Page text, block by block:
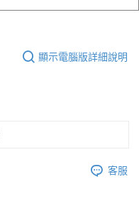
顯示電腦版詳細說明
客服